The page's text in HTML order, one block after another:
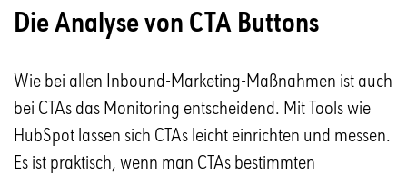
Die Analyse von CTA Buttons
Wie bei allen Inbound-Marketing-Maßnahmen ist auch
bei CTAs das Monitoring entscheidend. Mit Tools wie
HubSpot lassen sich CTAs leicht einrichten und messen.
Es ist praktisch, wenn man CTAs bestimmten